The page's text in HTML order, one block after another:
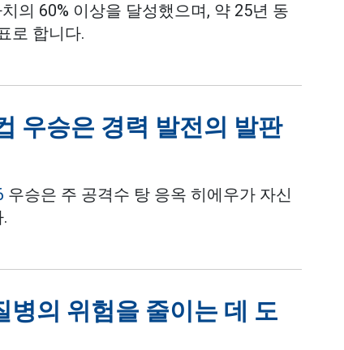
의 60% 이상을 달성했으며, 약 25년 동
로 합니다.
우승은 경력 발전의 발판
우승은 주 공격수 탕 응옥 히에우가 자신
병의 위험을 줄이는 데 도